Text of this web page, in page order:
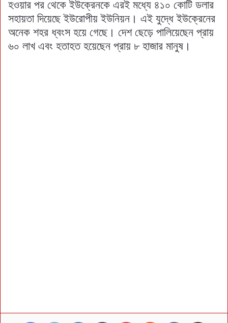
হওয়ার পর থেকে ইউক্রেনকে এরই মধ্যে ৪১০ কোটি ডলার
সহায়তা দিয়েছে ইউরোপীয় ইউনিয়ন। এই যুদ্ধে ইউক্রেনের
অনেক শহর ধ্বংস হয়ে গেছে। দেশ ছেড়ে পালিয়েছেন প্রায়
৬০ লাখ এবং হতাহত হয়েছেন প্রায় ৮ হাজার মানুষ।
Facebook Twitter LinkedIn Tumblr Pinterest Reddit VKontakte